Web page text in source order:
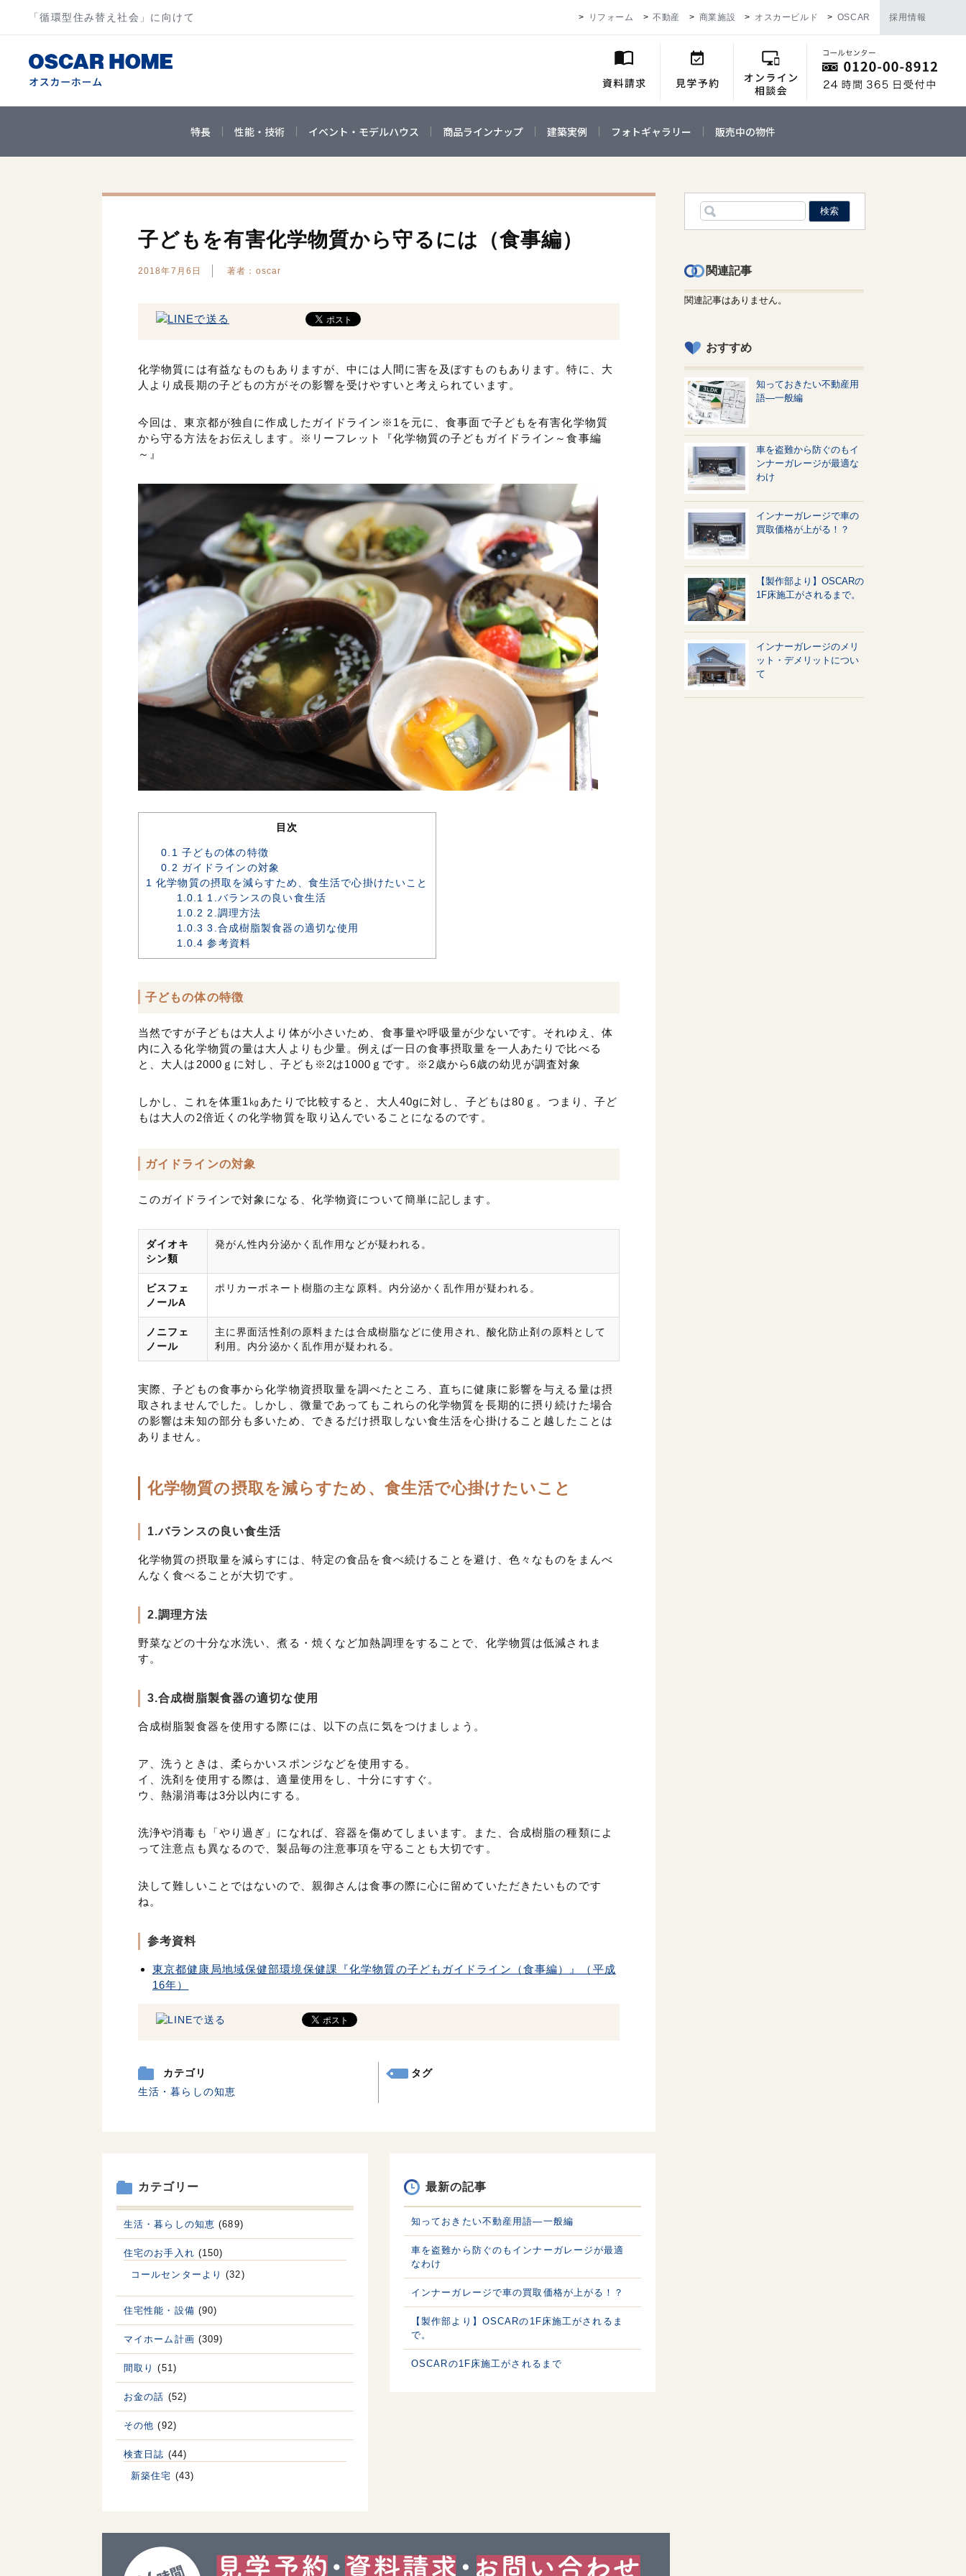
「循環型住み替え社会」に向けて リフォーム 不動産 商業施設 オスカービルド OSCAR 採用情報
特長 性能・技術 イベント・モデルハウス 商品ラインナップ 建築実例 フォトギャラリー 販売中の物件
子どもを有害化学物質から守るには（食事編）
2018年7月6日 著者：oscar
化学物質には有益なものもありますが、中には人間に害を及ぼすものもあります。特に、大
人より成長期の子どもの方がその影響を受けやすいと考えられています。
今回は、東京都が独自に作成したガイドライン※1を元に、食事面で子どもを有害化学物質
から守る方法をお伝えします。※リーフレット『化学物質の子どもガイドライン～食事編
～』
目次
0.1 子どもの体の特徴
0.2 ガイドラインの対象
1 化学物質の摂取を減らすため、食生活で心掛けたいこと
1.0.1 1.バランスの良い食生活
1.0.2 2.調理方法
1.0.3 3.合成樹脂製食器の適切な使用
1.0.4 参考資料
子どもの体の特徴
当然ですが子どもは大人より体が小さいため、食事量や呼吸量が少ないです。それゆえ、体
内に入る化学物質の量は大人よりも少量。例えば一日の食事摂取量を一人あたりで比べる
と、大人は2000ｇに対し、子ども※2は1000ｇです。※2歳から6歳の幼児が調査対象
しかし、これを体重1㎏あたりで比較すると、大人40gに対し、子どもは80ｇ。つまり、子ど
もは大人の2倍近くの化学物質を取り込んでいることになるのです。
ガイドラインの対象
このガイドラインで対象になる、化学物資について簡単に記します。
ダイオキ
シン類
発がん性内分泌かく乱作用などが疑われる。
ビスフェ
ノールA
ポリカーボネート樹脂の主な原料。内分泌かく乱作用が疑われる。
ノニフェ
ノール
主に界面活性剤の原料または合成樹脂などに使用され、酸化防止剤の原料として
利用。内分泌かく乱作用が疑われる。
実際、子どもの食事から化学物資摂取量を調べたところ、直ちに健康に影響を与える量は摂
取されませんでした。しかし、微量であってもこれらの化学物質を長期的に摂り続けた場合
の影響は未知の部分も多いため、できるだけ摂取しない食生活を心掛けること越したことは
ありません。
化学物質の摂取を減らすため、食生活で心掛けたいこと
1.バランスの良い食生活
化学物質の摂取量を減らすには、特定の食品を食べ続けることを避け、色々なものをまんべ
んなく食べることが大切です。
2.調理方法
野菜などの十分な水洗い、煮る・焼くなど加熱調理をすることで、化学物質は低減されま
す。
3.合成樹脂製食器の適切な使用
合成樹脂製食器を使用する際には、以下の点に気をつけましょう。
ア、洗うときは、柔らかいスポンジなどを使用する。
イ、洗剤を使用する際は、適量使用をし、十分にすすぐ。
ウ、熱湯消毒は3分以内にする。
洗浄や消毒も「やり過ぎ」になれば、容器を傷めてしまいます。また、合成樹脂の種類によ
って注意点も異なるので、製品毎の注意事項を守ることも大切です。
決して難しいことではないので、親御さんは食事の際に心に留めていただきたいものです
ね。
参考資料
東京都健康局地域保健部環境保健課『化学物質の子どもガイドライン（食事編）』（平成
16年）
カテゴリ
生活・暮らしの知恵
タグ
最新の記事
知っておきたい不動産用語—一般編
車を盗難から防ぐのもインナーガレージが最適
なわけ
インナーガレージで車の買取価格が上がる！？
【製作部より】OSCARの1F床施工がされるま
で。
OSCARの1F床施工がされるまで
カテゴリー
生活・暮らしの知恵 (689)
住宅のお手入れ (150)
コールセンターより (32)
住宅性能・設備 (90)
マイホーム計画 (309)
間取り (51)
お金の話 (52)
その他 (92)
検査日誌 (44)
新築住宅 (43)
関連記事
関連記事はありません。
おすすめ
知っておきたい不動産用
語—一般編
車を盗難から防ぐのもイ
ンナーガレージが最適な
わけ
インナーガレージで車の
買取価格が上がる！？
【製作部より】OSCARの
1F床施工がされるまで。
インナーガレージのメリ
ット・デメリットについ
て